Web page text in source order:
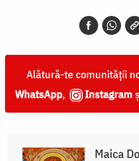
Alătură-te comunității
WhatsApp, Instagram
Maica